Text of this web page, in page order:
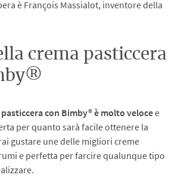
è François Massialot, inventore della
crema pasticcera
con Bimby® è molto velocee
per quanto sarà facile ottenere la
gustare une delle migliori creme
e perfetta per farcire qualunque tipo